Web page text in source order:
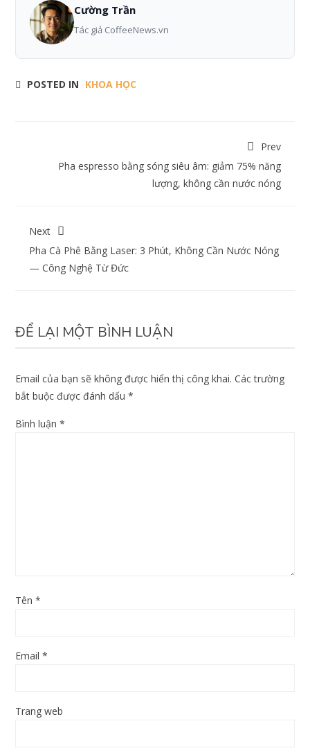
Cường Trần
Tác giả CoffeeNews.vn
POSTED IN KHOA HỌC
Prev
Pha espresso bằng sóng siêu âm: giảm 75% năng
lượng, không cần nước nóng
Next
Pha Cà Phê Bằng Laser: 3 Phút, Không Cần Nước Nóng
— Công Nghệ Từ Đức
ĐỂ LẠI MỘT BÌNH LUẬN
Email của bạn sẽ không được hiển thị công khai. Các trường
bắt buộc được đánh dấu*
Bình luận*
Tên*
Email*
Trang web